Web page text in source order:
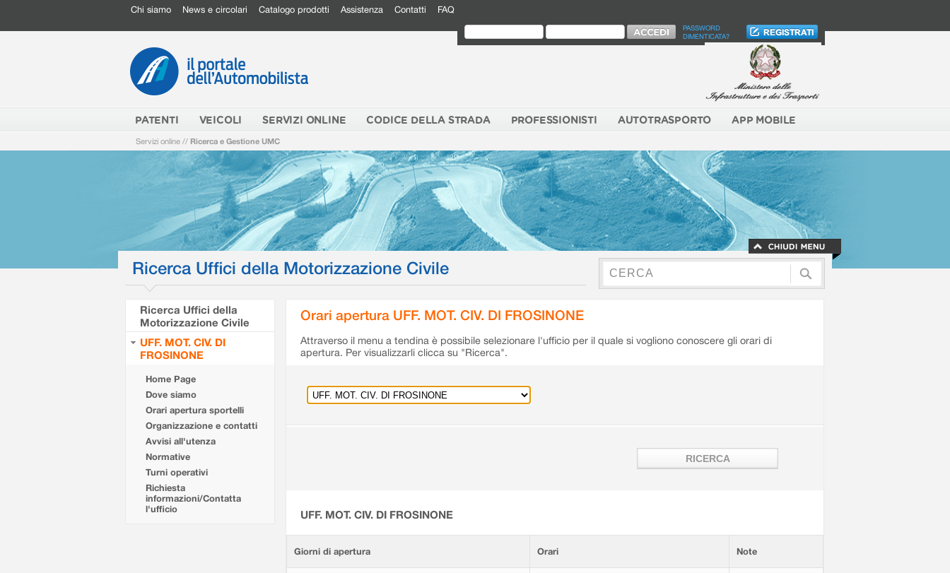
Chi siamo News e circolari Catalogo prodotti Assistenza Contatti FAQ
PASSWORD
DIMENTICATA?
PATENTI VEICOLI SERVIZI ONLINE CODICE DELLA STRADA PROFESSIONISTI AUTOTRASPORTO APP MOBILE
Servizi online // Ricerca e Gestione UMC
Ricerca Uffici della Motorizzazione Civile
Ricerca Uffici della
Motorizzazione Civile
UFF. MOT. CIV. DI
FROSINONE
Home Page
Dove siamo
Orari apertura sportelli
Organizzazione e contatti
Avvisi all'utenza
Normative
Turni operativi
Richiesta
informazioni/Contatta
l'ufficio
Orari apertura UFF. MOT. CIV. DI FROSINONE
Attraverso il menu a tendina è possibile selezionare l'ufficio per il quale si vogliono conoscere gli orari di
apertura. Per visualizzarli clicca su "Ricerca".
UFF. MOT. CIV. DI FROSINONE
Giorni di apertura Orari Note